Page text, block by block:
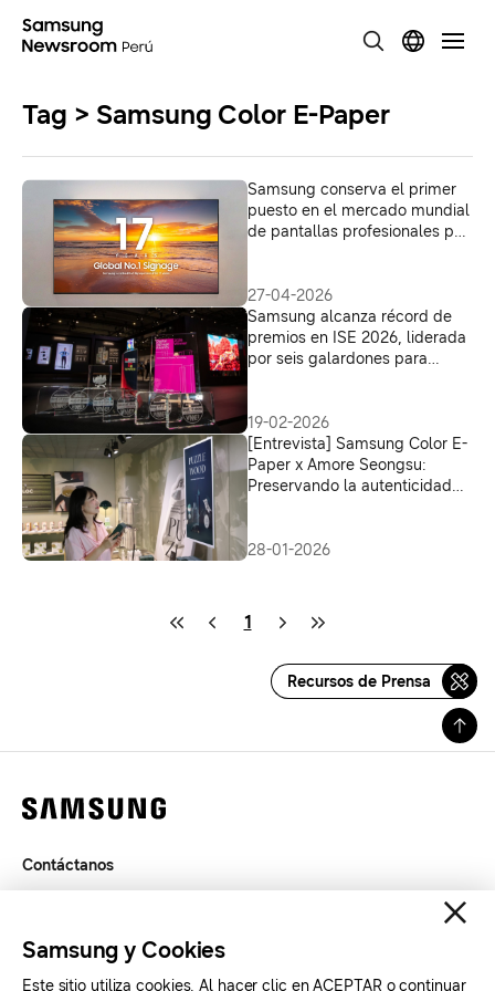
Tag > Samsung Color E-Paper
Samsung conserva el primer
puesto en el mercado mundial
de pantallas profesionales por
27-04-2026
Samsung alcanza récord de
premios en ISE 2026, liderada
por seis galardones para
19-02-2026
[Entrevista] Samsung Color E-
Paper x Amore Seongsu:
Preservando la autenticidad
28-01-2026
1
Recursos de Prensa
Contáctanos
SAMSUNG.COM
Samsung y Cookies
Este sitio utiliza cookies. Al hacer clic en ACEPTAR o continuar